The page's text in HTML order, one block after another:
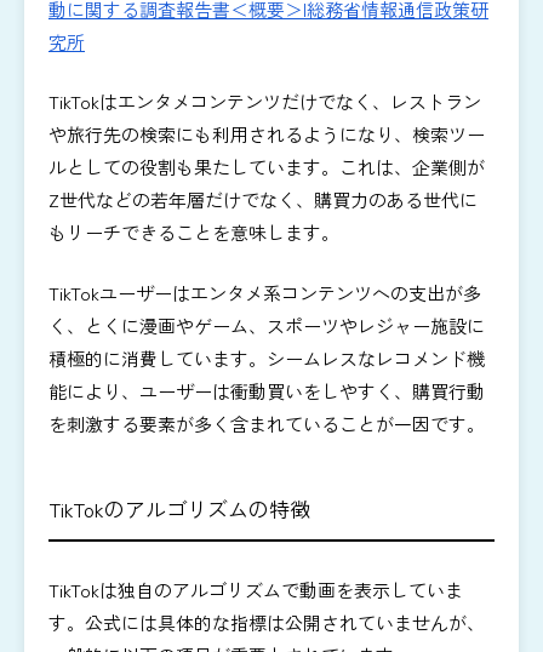
動に関する調査報告書＜概要＞|総務省情報通信政策研
究所
TikTokはエンタメコンテンツだけでなく、レストラン
や旅行先の検索にも利用されるようになり、検索ツー
ルとしての役割も果たしています。これは、企業側が
Z世代などの若年層だけでなく、購買力のある世代に
もリーチできることを意味します。
TikTokユーザーはエンタメ系コンテンツへの支出が多
く、とくに漫画やゲーム、スポーツやレジャー施設に
積極的に消費しています。シームレスなレコメンド機
能により、ユーザーは衝動買いをしやすく、購買行動
を刺激する要素が多く含まれていることが一因です。
TikTokのアルゴリズムの特徴
TikTokは独自のアルゴリズムで動画を表示していま
す。公式には具体的な指標は公開されていませんが、